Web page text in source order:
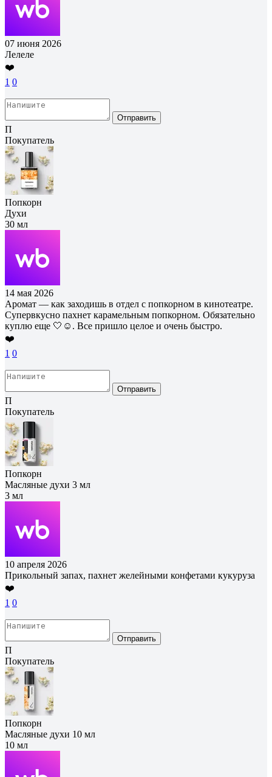
07 июня 2026
Лелеле
❤️
1 0
Отправить
П
Покупатель
Попкорн
Духи
30 мл
14 мая 2026
Аромат — как заходишь в отдел с попкорном в кинотеатре.
Супервкусно пахнет карамельным попкорном. Обязательно
куплю еще 🤍☺️. Все пришло целое и очень быстро.
❤️
1 0
Отправить
П
Покупатель
Попкорн
Масляные духи 3 мл
3 мл
10 апреля 2026
Прикольный запах, пахнет желейными конфетами кукуруза
❤️
1 0
Отправить
П
Покупатель
Попкорн
Масляные духи 10 мл
10 мл